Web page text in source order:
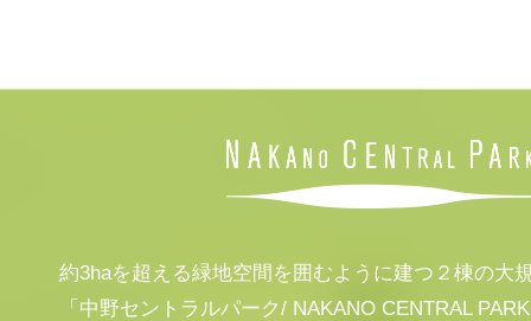
約3haを超える緑地空間を囲むように建つ２棟の大
「中野セントラルパーク/ NAKANO CENTRAL